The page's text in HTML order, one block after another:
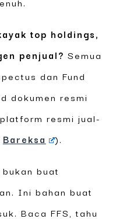
top holdings,
penjual? Semua
dan Fund
dokumen resmi
resmi jual-
Bareksa ).
buat
Ini bahan buat
Baca FFS, tahu